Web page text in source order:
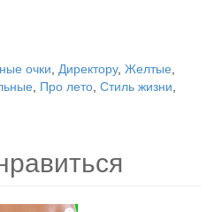
очки Директору, Желтые
Про лето Стиль жизни